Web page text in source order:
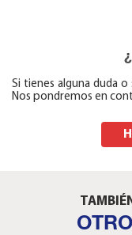
Si tienes alguna duda
Nos pondremos en